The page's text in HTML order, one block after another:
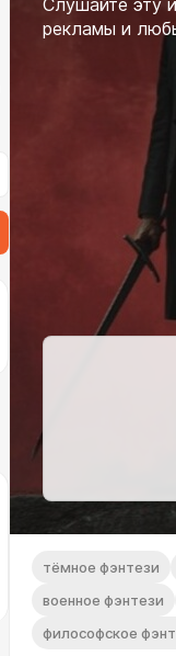
Слушайте эту
рекламы и
тёмное фэнтези
военное фэнтези
философское